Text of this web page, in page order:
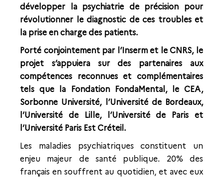
développer la psychiatrie de précision pour
révolutionner le diagnostic de ces troubles et
la prise en charge des patients.
Porté conjointement par l’Inserm et le CNRS, le
projet s’appuiera sur des partenaires aux
compétences reconnues et complémentaires
tels que la Fondation FondaMental, le CEA,
Sorbonne Université, l’Université de Bordeaux,
l’Université de Lille, l’Université de Paris et
l’Université Paris Est Créteil.
Les maladies psychiatriques constituent un
enjeu majeur de santé publique. 20% des
français en souffrent au quotidien, et avec eux